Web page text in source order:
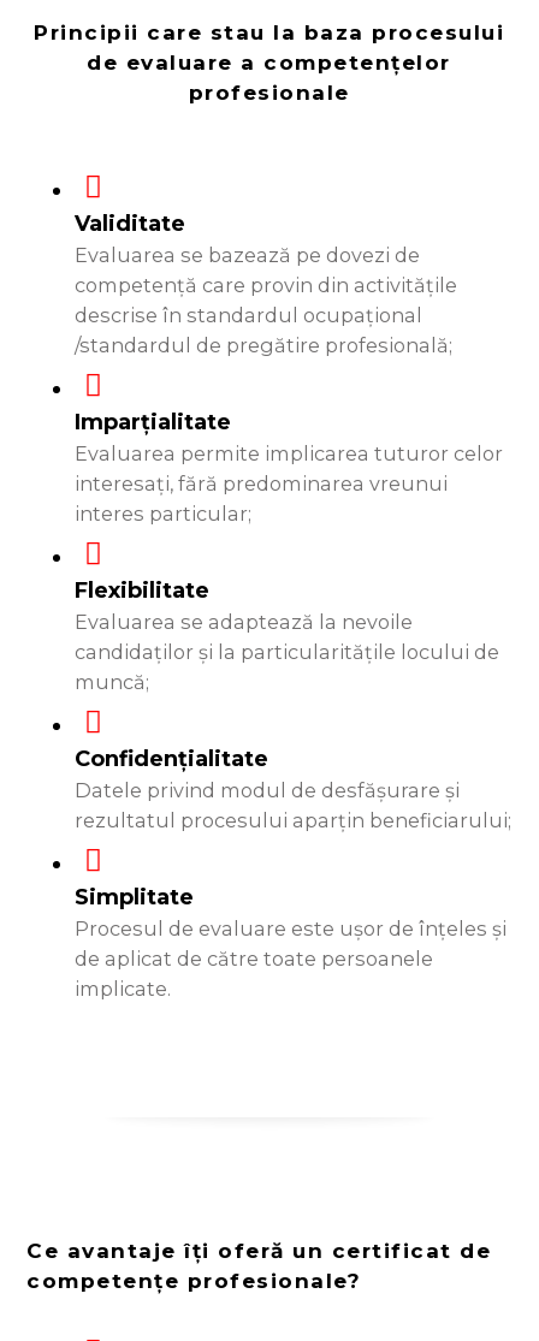
Principii care stau la baza procesului
de evaluare a competențelor
profesionale
Validitate
Evaluarea se bazează pe dovezi de
competență care provin din activitățile
descrise în standardul ocupațional
/standardul de pregătire profesională;
Imparțialitate
Evaluarea permite implicarea tuturor celor
interesați, fără predominarea vreunui
interes particular;
Flexibilitate
Evaluarea se adaptează la nevoile
candidaților și la particularitățile locului de
muncă;
Confidențialitate
Datele privind modul de desfășurare și
rezultatul procesului aparțin beneficiarului;
Simplitate
Procesul de evaluare este ușor de înțeles și
de aplicat de către toate persoanele
implicate.
Ce avantaje îți oferă un certificat de
competențe profesionale?